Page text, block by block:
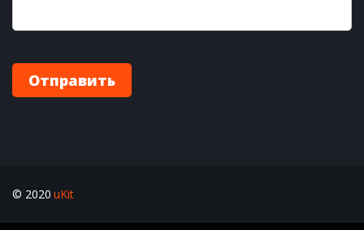
Отправить
© 2020 uKit